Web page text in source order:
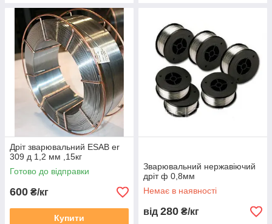
Дріт зварювальний ESAB er
309 д 1,2 мм ,15кг
Готово до відправки
600 ₴/кг
Купити
Зварювальний нержавіючий
дріт ф 0,8мм
Немає в наявності
від 280 ₴/кг